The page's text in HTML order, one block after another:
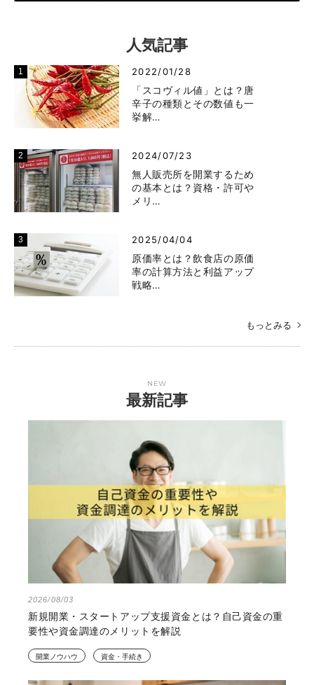
人気記事
2022/01/28
「スコヴィル値」とは？唐
辛子の種類とその数値も一
挙解…
2024/07/23
無人販売所を開業するため
の基本とは？資格・許可や
メリ…
2025/04/04
原価率とは？飲食店の原価
率の計算方法と利益アップ
戦略…
もっとみる
NEW
最新記事
2026/08/03
新規開業・スタートアップ支援資金とは？自己資金の重
要性や資金調達のメリットを解説
開業ノウハウ 資金・手続き